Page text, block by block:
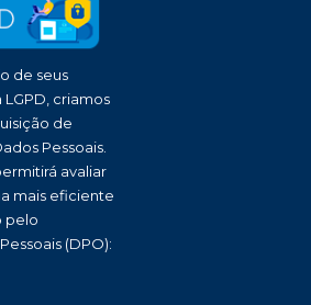
de seus
criamos
de
Pessoais.
avaliar
mais eficiente
pelo
(DPO):